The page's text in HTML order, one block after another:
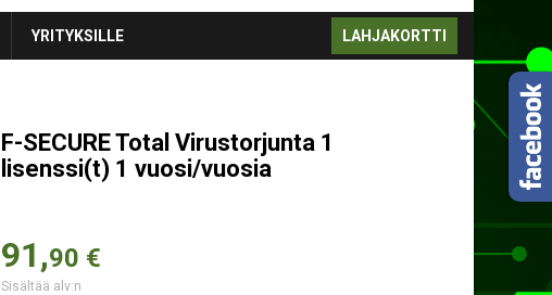
YRITYKSILLE LAHJAKORTTI
F-SECURE Total Virustorjunta 1
lisenssi(t) 1 vuosi/vuosia
91,90 €
Sisältää alv:n